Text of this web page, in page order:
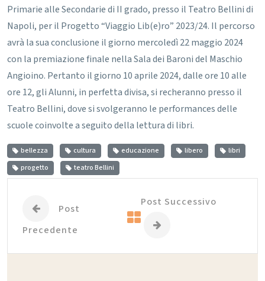
Primarie alle Secondarie di II grado, presso il Teatro Bellini di
Napoli, per il Progetto “Viaggio Lib(e)ro” 2023/24. Il percorso
avrà la sua conclusione il giorno mercoledì 22 maggio 2024
con la premiazione finale nella Sala dei Baroni del Maschio
Angioino. Pertanto il giorno 10 aprile 2024, dalle ore 10 alle
ore 12, gli Alunni, in perfetta divisa, si recheranno presso il
Teatro Bellini, dove si svolgeranno le performances delle
scuole coinvolte a seguito della lettura di libri.
bellezza cultura educazione libero
libri
progetto
teatro Bellini
Post
Precedente
Post Successivo